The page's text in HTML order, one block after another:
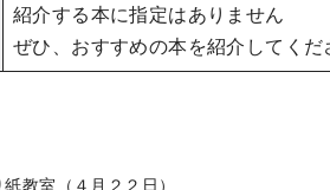
紹介する本に指定はありません
ぜひ、おすすめの本を紹介してくだ
教室（４月２２日）